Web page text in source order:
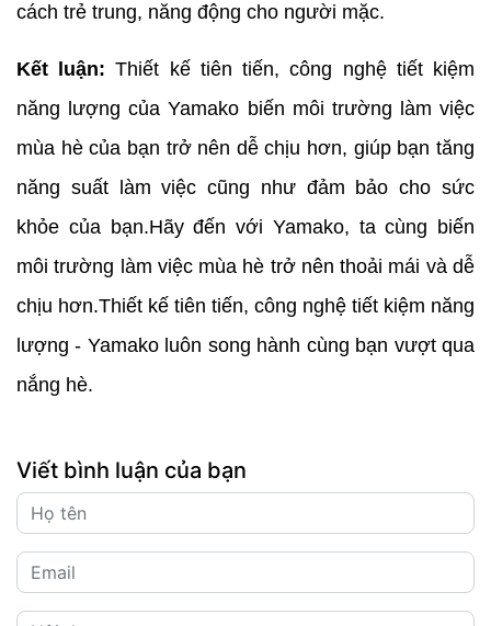
cách trẻ trung, năng động cho người mặc.
Kết luận: Thiết kế tiên tiến, công nghệ tiết kiệm
năng lượng của Yamako biến môi trường làm việc
mùa hè của bạn trở nên dễ chịu hơn, giúp bạn tăng
năng suất làm việc cũng như đảm bảo cho sức
khỏe của bạn.Hãy đến với Yamako, ta cùng biến
môi trường làm việc mùa hè trở nên thoải mái và dễ
chịu hơn.Thiết kế tiên tiến, công nghệ tiết kiệm năng
lượng - Yamako luôn song hành cùng bạn vượt qua
nắng hè.
Viết bình luận của bạn